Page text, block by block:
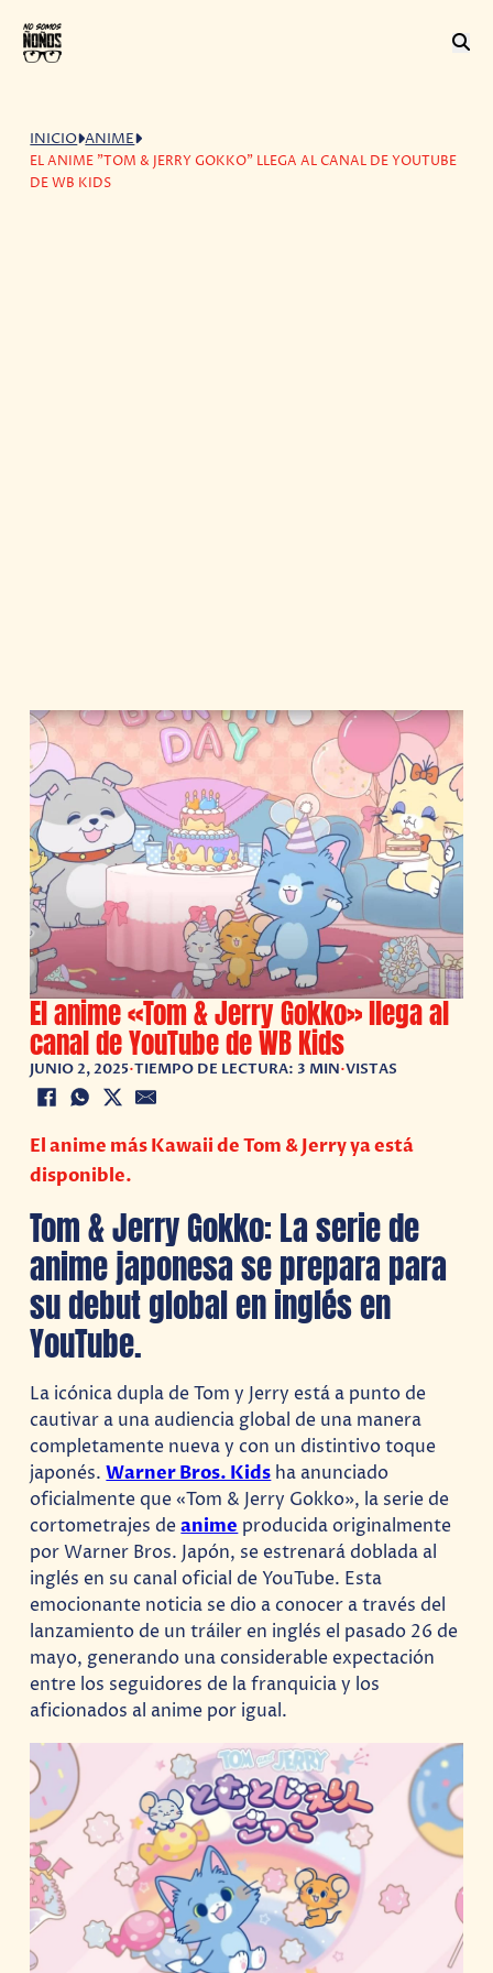
INICIO ANIME
EL ANIME "TOM & JERRY GOKKO" LLEGA AL CANAL DE YOUTUBE
DE WB KIDS
El anime «Tom & Jerry Gokko» llega al
canal de YouTube de WB Kids
JUNIO 2, 2025•TIEMPO DE LECTURA: 3 MIN•VISTAS
El anime más Kawaii de Tom & Jerry ya está
disponible.
Tom & Jerry Gokko: La serie de
anime japonesa se prepara para
su debut global en inglés en
YouTube.
La icónica dupla de Tom y Jerry está a punto de
cautivar a una audiencia global de una manera
completamente nueva y con un distintivo toque
japonés.Warner Bros. Kidsha anunciado
oficialmente que «Tom & Jerry Gokko», la serie de
cortometrajes deanimeproducida originalmente
por Warner Bros. Japón, se estrenará doblada al
inglés en su canal oficial de YouTube. Esta
emocionante noticia se dio a conocer a través del
lanzamiento de un tráiler en inglés el pasado 26 de
mayo, generando una considerable expectación
entre los seguidores de la franquicia y los
aficionados al anime por igual.